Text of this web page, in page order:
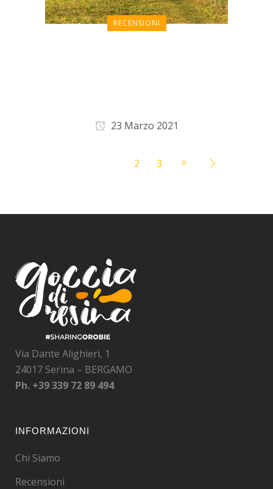
RECENSIONI
23 Marzo 2021
2 3
Via Dante Alighieri, 1
24017 Serina – BERGAMO
Ph. +39 339 72 89 494
INFORMAZIONI
Chi Siamo
Recensioni